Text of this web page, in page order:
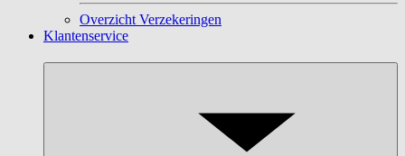
Overzicht Verzekeringen
Klantenservice